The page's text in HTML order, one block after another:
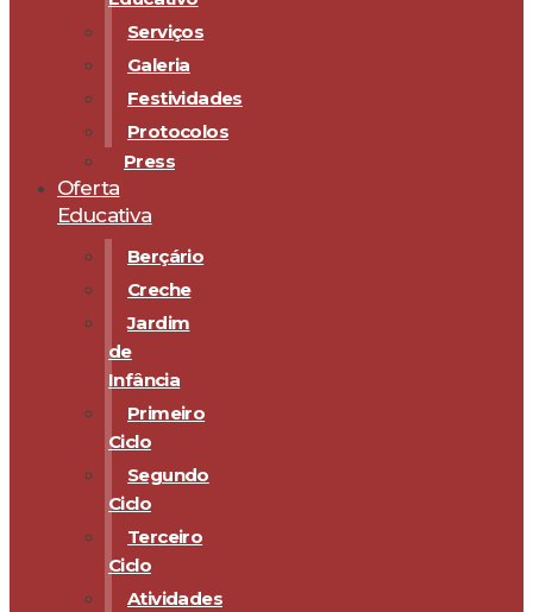
Serviços
Galeria
Festividades
Protocolos
Press
Oferta
Educativa
Berçário
Creche
Jardim
de
Infância
Primeiro
Ciclo
Segundo
Ciclo
Terceiro
Ciclo
Atividades